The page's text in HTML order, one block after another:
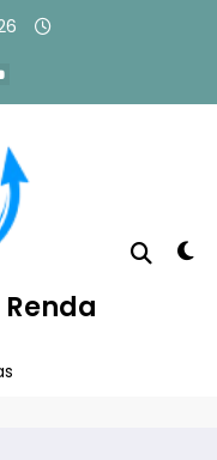
para
fáceis.
dinheiro: 7 formas